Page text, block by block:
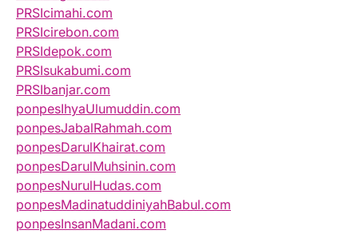
PRSIcimahi.com
PRSIcirebon.com
PRSIdepok.com
PRSIsukabumi.com
PRSIbanjar.com
ponpesIhyaUlumuddin.com
ponpesJabalRahmah.com
ponpesDarulKhairat.com
ponpesDarulMuhsinin.com
ponpesNurulHudas.com
ponpesMadinatuddiniyahBabul.com
ponpesInsanMadani.com